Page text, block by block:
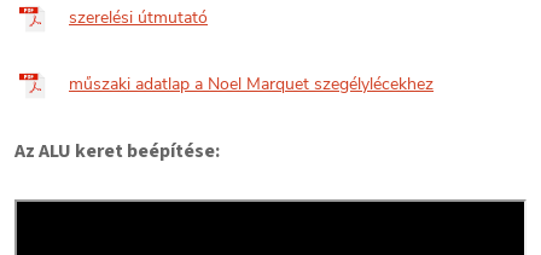
szerelési útmutató
műszaki adatlap a Noel Marquet szegélylécekhez
Az ALU keret beépítése: